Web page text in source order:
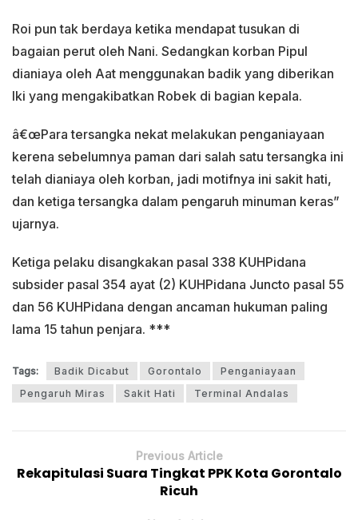
Roi pun tak berdaya ketika mendapat tusukan di
bagaian perut oleh Nani. Sedangkan korban Pipul
dianiaya oleh Aat menggunakan badik yang diberikan
Iki yang mengakibatkan Robek di bagian kepala.
â€œPara tersangka nekat melakukan penganiayaan
kerena sebelumnya paman dari salah satu tersangka ini
telah dianiaya oleh korban, jadi motifnya ini sakit hati,
dan ketiga tersangka dalam pengaruh minuman keras”
ujarnya.
Ketiga pelaku disangkakan pasal 338 KUHPidana
subsider pasal 354 ayat (2) KUHPidana Juncto pasal 55
dan 56 KUHPidana dengan ancaman hukuman paling
lama 15 tahun penjara. ***
Tags: Badik Dicabut Gorontalo
Penganiayaan
Pengaruh Miras
Sakit Hati Terminal Andalas
Previous Article
Rekapitulasi Suara Tingkat PPK Kota Gorontalo
Ricuh